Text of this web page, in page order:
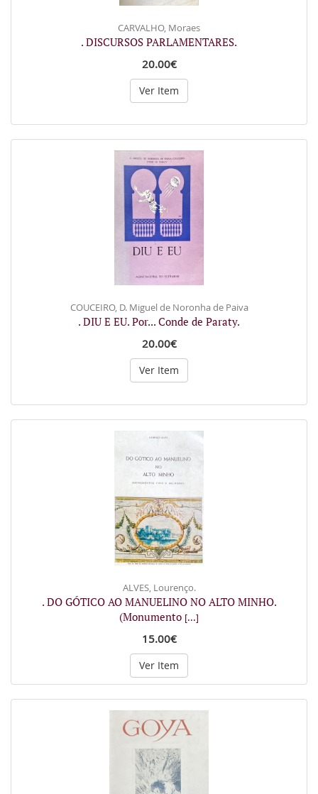
CARVALHO, Moraes
. DISCURSOS PARLAMENTARES.
20.00€
Ver Item
COUCEIRO, D. Miguel de Noronha de Paiva
. DIU E EU. Por... Conde de Paraty.
20.00€
Ver Item
ALVES, Lourenço.
. DO GÓTICO AO MANUELINO NO ALTO MINHO.
(Monumento [...]
15.00€
Ver Item